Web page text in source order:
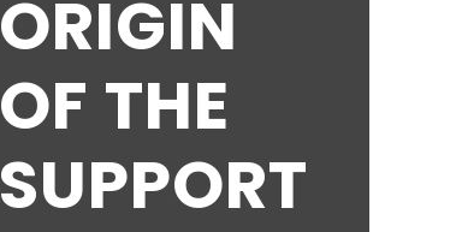
ORIGIN
OF THE
SUPPORT